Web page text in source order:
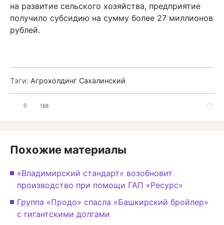
на развитие сельского хозяйства, предприятие
получило субсидию на сумму более 27 миллионов
рублей.
Тэги: Агрохолдинг Сахалинский
0 168
Похожие материалы
«Владимирский стандарт» возобновит
производство при помощи ГАП «Ресурс»
Группа «Продо» спасла «Башкирский бройлер»
с гигантскими долгами